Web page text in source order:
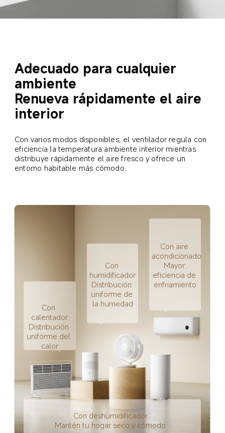
Adecuado para cualquier
ambiente
Renueva rápidamente el aire
interior
Con varios modos disponibles, el ventilador regula con
eficiencia la temperatura ambiente interior mientras
distribuye rápidamente el aire fresco y ofrece un
entorno habitable más cómodo.
Con
calentador
Distribución
uniforme del
calor
Con
humidificador
Distribución
uniforme de
la humedad
Con aire
acondicionado
Mayor
eficiencia de
enfriamiento
Con deshumidificador
Mantén tu hogar seco y cómodo